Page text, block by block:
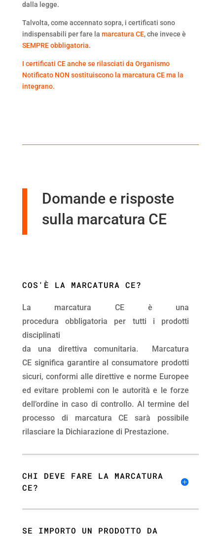
dalla legge.
Talvolta, come accennato sopra, i certificati sono
indispensabili per fare la marcatura CE, che invece è
SEMPRE obbligatoria.
I certificati CE anche se rilasciati da Organismo
Notificato NON sostituiscono la marcatura CE ma la
integrano.
Domande e risposte
sulla marcatura CE
COS'È LA MARCATURA CE?
La marcatura CE è una
procedura obbligatoria per tutti i prodotti
disciplinati
da una direttiva comunitaria. Marcatura
CE significa garantire al consumatore prodotti
sicuri, conformi alle direttive e norme Europee
ed evitare problemi con le autorità e le forze
dell’ordine in caso di controllo. Al termine del
processo di marcatura CE sarà possibile
rilasciare la Dichiarazione di Prestazione.
CHI DEVE FARE LA MARCATURA
CE?
SE IMPORTO UN PRODOTTO DA